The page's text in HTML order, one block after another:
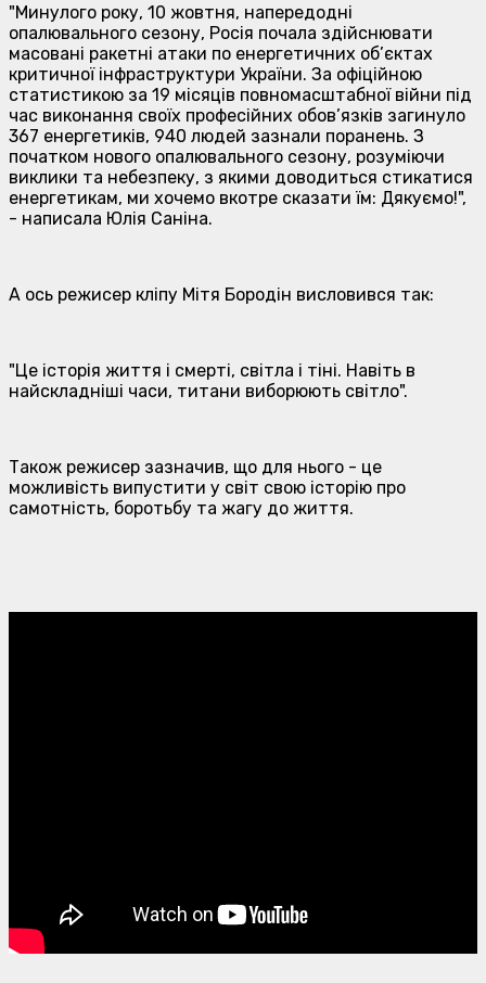
"Минулого року, 10 жовтня, напередодні
опалювального сезону, Росія почала здійснювати
масовані ракетні атаки по енергетичних об’єктах
критичної інфраструктури України. За офіційною
статистикою за 19 місяців повномасштабної війни під
час виконання своїх професійних обов’язків загинуло
367 енергетиків, 940 людей зазнали поранень. З
початком нового опалювального сезону, розуміючи
виклики та небезпеку, з якими доводиться стикатися
енергетикам, ми хочемо вкотре сказати їм: Дякуємо!",
- написала Юлія Саніна.
А ось режисер кліпу Мітя Бородін висловився так:
"Це історія життя і смерті, світла і тіні. Навіть в
найскладніші часи, титани виборюють світло".
Також режисер зазначив, що для нього - це
можливість випустити у світ свою історію про
самотність, боротьбу та жагу до життя.